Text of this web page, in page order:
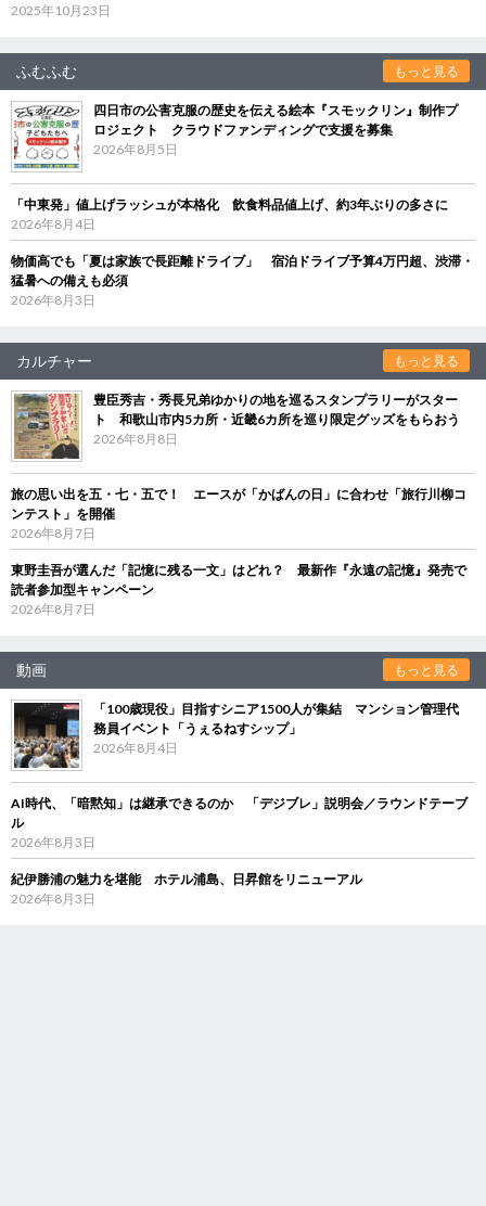
2025年10月23日
ふむふむ もっと見る
四日市の公害克服の歴史を伝える絵本『スモックリン』制作プ
ロジェクト クラウドファンディングで支援を募集
2026年8月5日
「中東発」値上げラッシュが本格化 飲食料品値上げ、約3年ぶりの多さに
2026年8月4日
物価高でも「夏は家族で長距離ドライブ」 宿泊ドライブ予算4万円超、渋滞・
猛暑への備えも必須
2026年8月3日
カルチャー もっと見る
豊臣秀吉・秀長兄弟ゆかりの地を巡るスタンプラリーがスター
ト 和歌山市内5カ所・近畿6カ所を巡り限定グッズをもらおう
2026年8月8日
旅の思い出を五・七・五で！ エースが「かばんの日」に合わせ「旅行川柳コ
ンテスト」を開催
2026年8月7日
東野圭吾が選んだ「記憶に残る一文」はどれ？ 最新作『永遠の記憶』発売で
読者参加型キャンペーン
2026年8月7日
動画 もっと見る
「100歳現役」目指すシニア1500人が集結 マンション管理代
務員イベント「うぇるねすシップ」
2026年8月4日
AI時代、「暗黙知」は継承できるのか 「デジブレ」説明会／ラウンドテーブ
ル
2026年8月3日
紀伊勝浦の魅力を堪能 ホテル浦島、日昇館をリニューアル
2026年8月3日